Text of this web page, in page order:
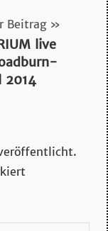
Beitrag
live
2014